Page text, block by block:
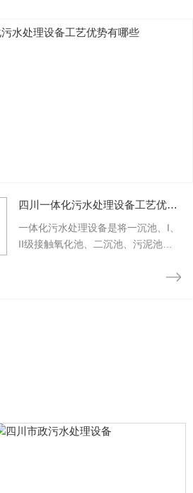
四川一体化污水处理设备工艺优势有哪些
一体化污水处理设备是将一沉池、I、
II级接触氧化池、二沉池、污泥池集
中进行鼓风曝气,使接触氧化法和活性